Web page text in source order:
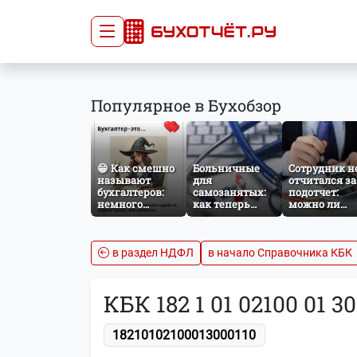
Главная
Сдать отчёт
Тарифы
Оплата
Популярное в Бухобзор
😁 Как смешно
называют
бухгалтеров:
немного
профессионального
Больничные
для
самозанятых:
как теперь
работает
социальное
страхование по
НПД
Сотрудник
отчитался за
подотчет:
можно ли
удержать
зарплаты?
в раздел НДФЛ
в начало Справочника КБК
КБК 182 1 01 02100 01
18210102100013000110